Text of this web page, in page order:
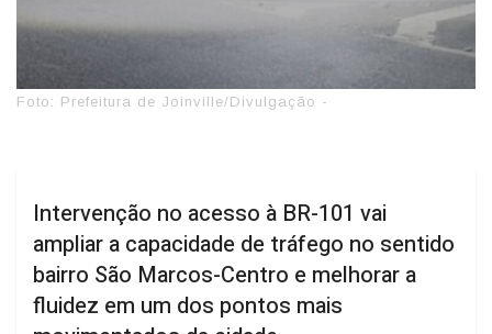
Foto: Prefeitura de Joinville/Divulgação -
Intervenção no acesso à BR-101 vai
ampliar a capacidade de tráfego no sentido
bairro São Marcos-Centro e melhorar a
fluidez em um dos pontos mais